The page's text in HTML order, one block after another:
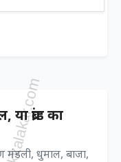
ब्रांड का
धुमाल, बाजा,